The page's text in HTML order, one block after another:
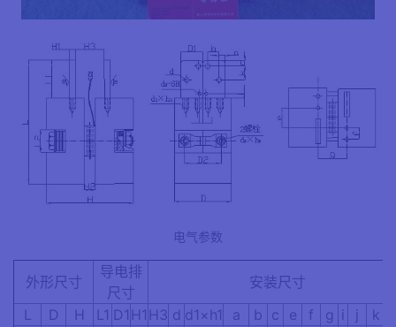
电气参数
外形尺寸
导电排
尺寸
安装尺寸
L
D H L1 D1 H1 H3 d d1×h1 a b c e f g i j k